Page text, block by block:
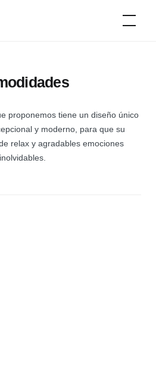
proponemos tiene un diseño único
y moderno, para que su
relax y agradables emociones
inolvidables.